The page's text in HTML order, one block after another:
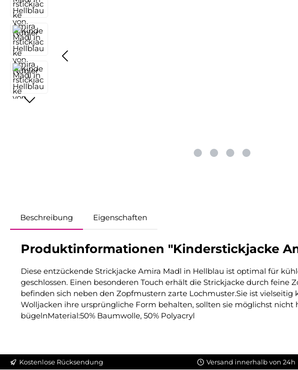
Beschreibung Eigenschaften
Produktinformationen "Kinderstickjacke
Diese entzückende Strickjacke Amira Madl in Hellblau ist optimal für
geschlossen. Einen besonderen Touch erhält die Strickjacke durch
befinden sich neben den Zopfmustern zarte Lochmuster.Sie ist
Wolljacken ihre ursprüngliche Form behalten, sollten sie möglichst
bügelnMaterial:50% Baumwolle, 50% Polyacryl
Kostenlose Rücksendung Versand innerhalb von 24h